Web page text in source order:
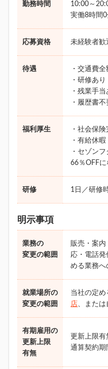
勤務時間
10:00～
実働8時間
応募資格 未経験者歓
待遇
・交通費
・研修あり
・残業手当
・履歴書不
福利厚生
・社会保
・有給休
・セゾン
66％OFFに
研修 1日／研修
明示事項
業務の
変更の範囲
販売・案内
応・電話発
める業務へ
就業場所の
変更の範囲
当社の定
店、または
有期雇用の
更新上限
有無
更新上限有
通算契約期